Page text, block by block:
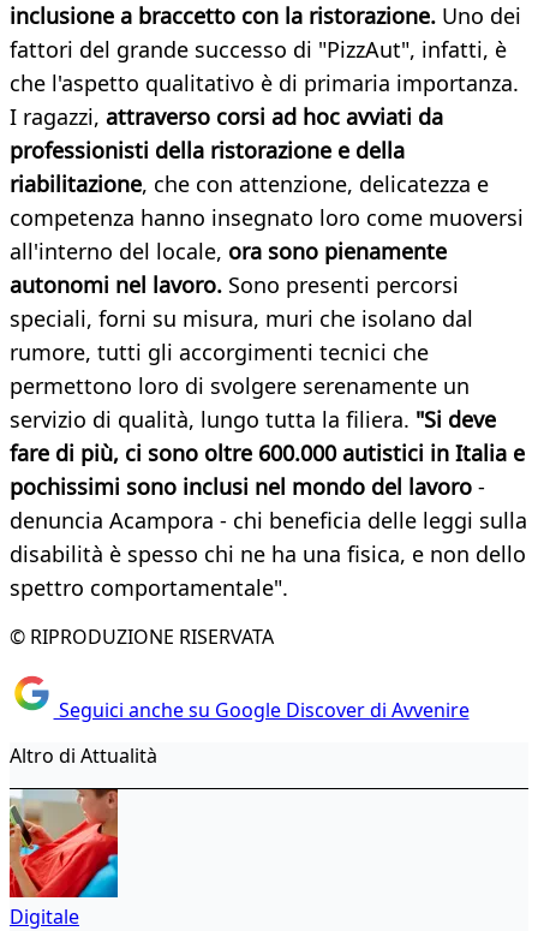
inclusione a braccetto con la ristorazione. Uno dei
fattori del grande successo di "PizzAut", infatti, è
che l'aspetto qualitativo è di primaria importanza.
I ragazzi, attraverso corsi ad hoc avviati da
professionisti della ristorazione e della
riabilitazione, che con attenzione, delicatezza e
competenza hanno insegnato loro come muoversi
all'interno del locale, ora sono pienamente
autonomi nel lavoro. Sono presenti percorsi
speciali, forni su misura, muri che isolano dal
rumore, tutti gli accorgimenti tecnici che
permettono loro di svolgere serenamente un
servizio di qualità, lungo tutta la filiera. "Si deve
fare di più, ci sono oltre 600.000 autistici in Italia e
pochissimi sono inclusi nel mondo del lavoro -
denuncia Acampora - chi beneficia delle leggi sulla
disabilità è spesso chi ne ha una fisica, e non dello
spettro comportamentale".
© RIPRODUZIONE RISERVATA
Seguici anche su Google Discover di Avvenire
Altro di Attualità
Digitale